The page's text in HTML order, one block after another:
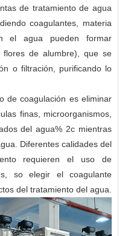
de tratamiento de agua
coagulantes, materia
el agua pueden formar
flores de alumbre), que se
o filtración, purificando lo
de coagulación es eliminar
finas, microorganismos,
del agua% 2c mientras
Diferentes calidades del
requieren el uso de
so elegir el coagulante
del tratamiento del agua.